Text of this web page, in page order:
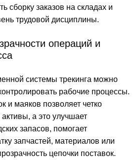
сборку заказов на складах и
трудовой дисциплины.
операций и
системы трекинга можно
рабочие процессы.
и маяков позволяет четко
а это улучшает
запасов, помогает
запчастей, материалов или
цепочки поставок.